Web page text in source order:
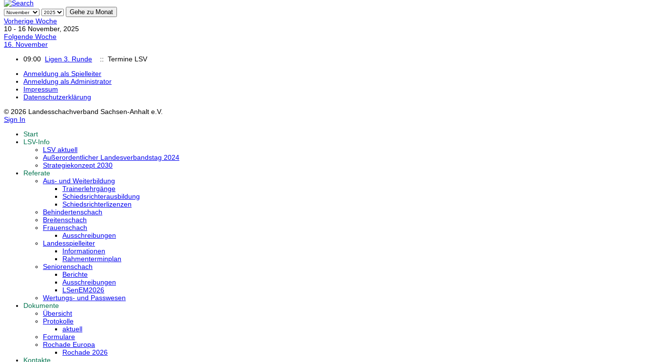
Gehe zu Monat
Vorherige Woche
10 - 16 November, 2025
Folgende Woche
16. November
09:00 Ligen 3. Runde
:: Termine LSV
Anmeldung als Spielleiter
Anmeldung als Administrator
Impressum
Datenschutzerklärung
© 2026 Landesschachverband Sachsen-Anhalt e.V.
Sign In
Start
LSV-Info
LSV aktuell
Außerordentlicher Landesverbandstag 2024
Strategiekonzept 2030
Referate
Aus- und Weiterbildung
Trainerlehrgänge
Schiedsrichterausbildung
Schiedsrichterlizenzen
Behindertenschach
Breitenschach
Frauenschach
Ausschreibungen
Landesspielleiter
Informationen
Rahmenterminplan
Seniorenschach
Berichte
Ausschreibungen
LSenEM2026
Wertungs- und Passwesen
Dokumente
Übersicht
Protokolle
aktuell
Formulare
Rochade Europa
Rochade 2026
Kontakte